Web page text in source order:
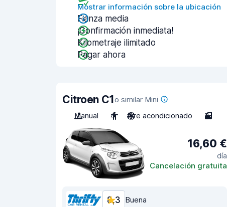
Mostrar información sobre la ubicación
Fianza media
¡Confirmación inmediata!
Kilometraje ilimitado
Pagar ahora
Citroen C1o similar Mini
Manual
4 Aire acondicionado 3
16,60 €
día
Cancelación gratuita
8,3 Buena